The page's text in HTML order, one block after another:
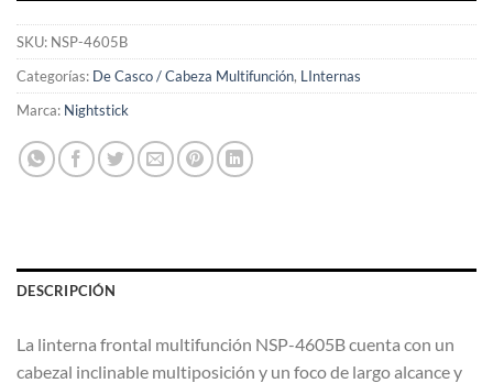
SKU: NSP-4605B
Categorías: De Casco / Cabeza Multifunción, LInternas
Marca: Nightstick
DESCRIPCIÓN
La linterna frontal multifunción NSP-4605B cuenta con un
cabezal inclinable multiposición y un foco de largo alcance y